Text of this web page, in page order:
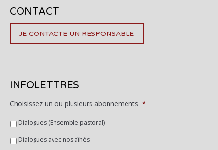
CONTACT
JE CONTACTE UN RESPONSABLE
INFOLETTRES
Choisissez un ou plusieurs abonnements *
Dialogues (Ensemble pastoral)
Dialogues avec nos aînés